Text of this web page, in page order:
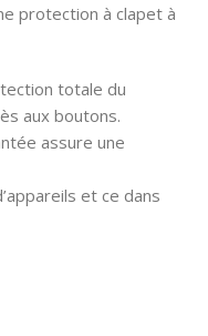
protection à clapet à
totale du
aux boutons.
assure une
et ce dans